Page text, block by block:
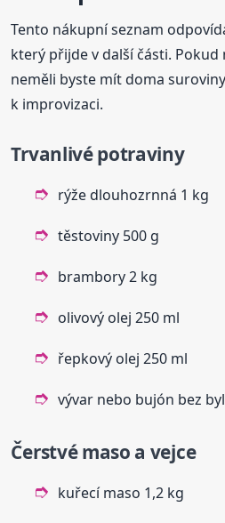
Tento nákupní seznam
který přijde v další části.
neměli byste mít doma
k improvizaci.
Trvanlivé potraviny
rýže dlouhozrnná 1 kg
těstoviny 500 g
brambory 2 kg
olivový olej 250 ml
řepkový olej 250 ml
vývar nebo bujón bez
Čerstvé maso a vejce
kuřecí maso 1,2 kg